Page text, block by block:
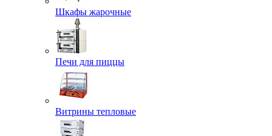
Шкафы жарочные
Печи для пиццы
Витрины тепловые